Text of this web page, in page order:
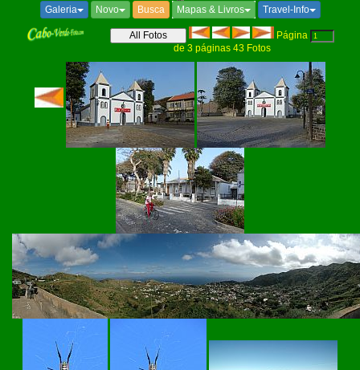
Galeria Novo Busca Mapas & Livros Travel-Info
Página
de 3páginas 43Fotos